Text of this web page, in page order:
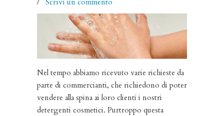
/ Scrivi un commento
Nel tempo abbiamo ricevuto varie richieste da
parte di commercianti, che richiedono di poter
vendere alla spina ai loro clienti i nostri
detergenti cosmetici. Purtroppo questa